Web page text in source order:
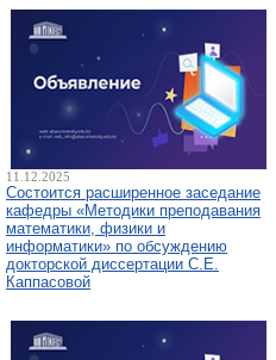
11.12.2025
Состоится расширенное заседание
кафедры «Методики преподавания
математики, физики и
информатики» по обсуждению
докторской диссертации С.Е.
Каппасовой